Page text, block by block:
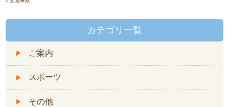
カテゴリ一覧
ご案内
スポーツ
その他